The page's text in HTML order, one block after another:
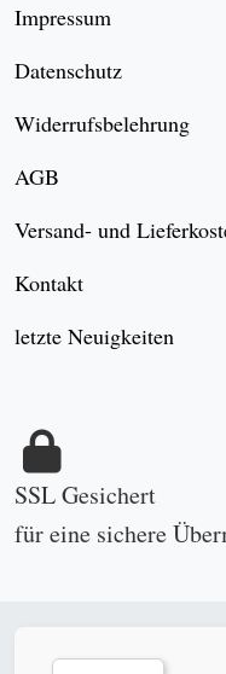
Impressum
Datenschutz
Widerrufsbelehrung
AGB
Versand- und
Kontakt
letzte Neuigkeiten
SSL Gesichert
für eine sichere